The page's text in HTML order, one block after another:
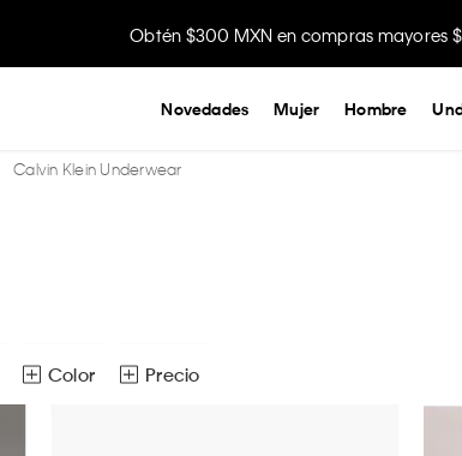
Obtén $300 MXN en compras mayores
Disfruta envío gratis
Novedades Mujer Hombre
Calvin Klein Underwear
Color Precio